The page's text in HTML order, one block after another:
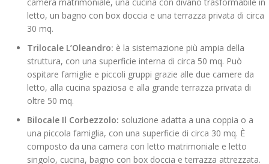
letto, un bagno con box doccia e una terrazza privata di circa
30 mq.
Trilocale L’Oleandro: è la sistemazione più ampia della
struttura, con una superficie interna di circa 50 mq. Può
ospitare famiglie e piccoli gruppi grazie alle due camere da
letto, alla cucina spaziosa e alla grande terrazza privata di
oltre 50 mq.
Bilocale Il Corbezzolo: soluzione adatta a una coppia o a
una piccola famiglia, con una superficie di circa 30 mq. È
composto da una camera con letto matrimoniale e letto
singolo, cucina, bagno con box doccia e terrazza attrezzata.